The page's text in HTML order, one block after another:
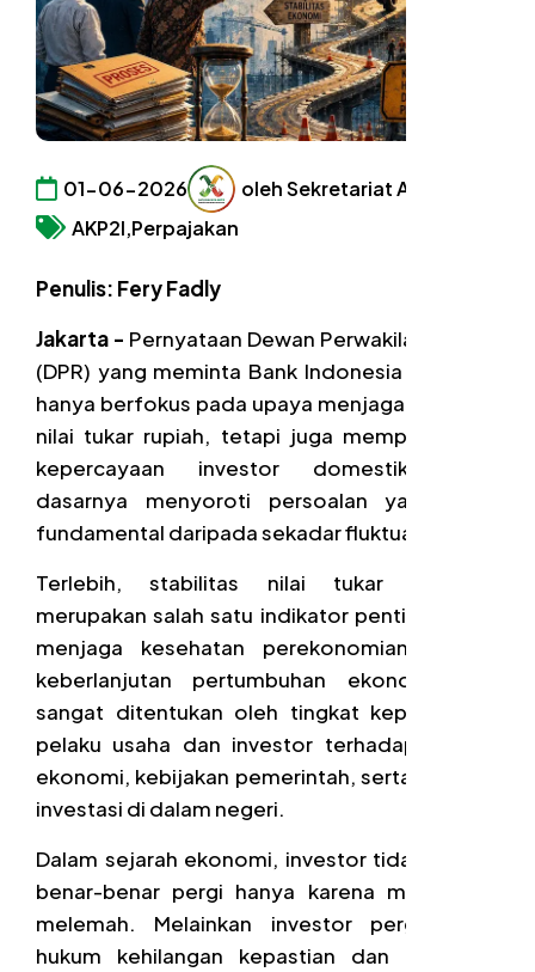
01-06-2026
oleh Sekretariat AKP2I
AKP2I,Perpajakan
Penulis: Fery Fadly
Jakarta - Pernyataan Dewan Perwakilan Rakyat
(DPR) yang meminta Bank Indonesia (BI) tidak
hanya berfokus pada upaya menjaga stabilitas
nilai tukar rupiah, tetapi juga memperhatikan
kepercayaan investor domestik, pada
dasarnya menyoroti persoalan yang lebih
fundamental daripada sekadar fluktuasi kurs.
Terlebih, stabilitas nilai tukar memang
merupakan salah satu indikator penting dalam
menjaga kesehatan perekonomian, namun
keberlanjutan pertumbuhan ekonomi juga
sangat ditentukan oleh tingkat kepercayaan
pelaku usaha dan investor terhadap kondisi
ekonomi, kebijakan pemerintah, serta prospek
investasi di dalam negeri.
Dalam sejarah ekonomi, investor tidak pernah
benar-benar pergi hanya karena mata uang
melemah. Melainkan investor pergi ketika
hukum kehilangan kepastian dan kebijakan